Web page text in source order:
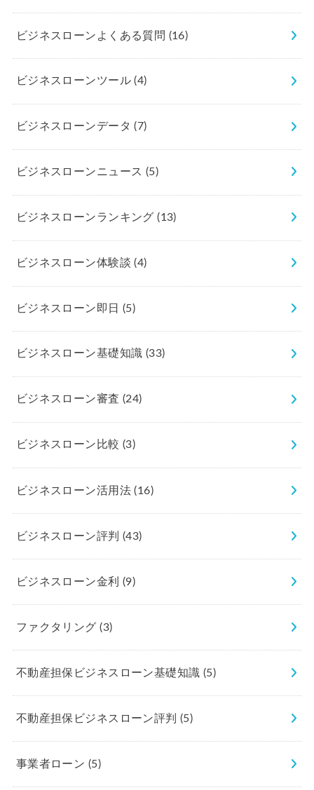
ビジネスローンよくある質問 (16)
ビジネスローンツール(4)
ビジネスローンデータ(7)
ビジネスローンニュース (5)
ビジネスローンランキング(13)
ビジネスローン体験談(4)
ビジネスローン即日 (5)
ビジネスローン基礎知識 (33)
ビジネスローン審査 (24)
ビジネスローン比較 (3)
ビジネスローン活用法(16)
ビジネスローン評判 (43)
ビジネスローン金利 (9)
ファクタリング(3)
不動産担保ビジネスローン基礎知識 (5)
不動産担保ビジネスローン評判(5)
事業者ローン (5)